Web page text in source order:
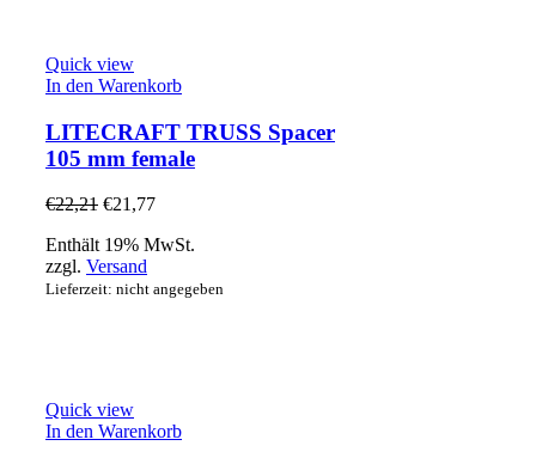
Quick view
In den Warenkorb
LITECRAFT TRUSS Spacer
105 mm female
€22,21 €21,77
Enthält 19% MwSt.
zzgl. Versand
Lieferzeit: nicht angegeben
Quick view
In den Warenkorb